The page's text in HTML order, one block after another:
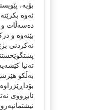
بۆیە،
ئەوە
دەسەڵات و
بێنەوە و
نەکردنی
تەنیا
بەڵکو
ئابڕووی